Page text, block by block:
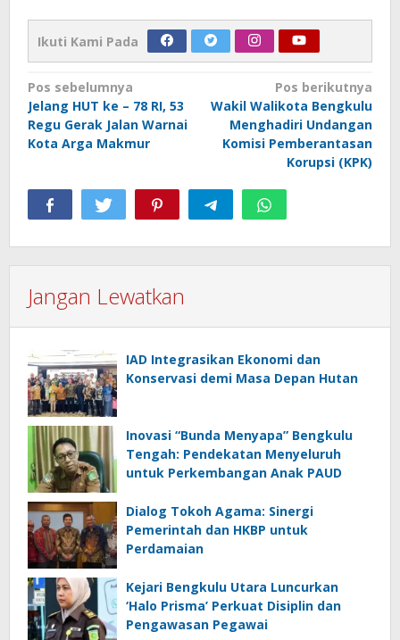
Ikuti Kami Pada
Navigasi
pos
Pos sebelumnya
Jelang HUT ke – 78 RI, 53
Regu Gerak Jalan Warnai
Kota Arga Makmur
Pos berikutnya
Wakil Walikota Bengkulu
Menghadiri Undangan
Komisi Pemberantasan
Korupsi (KPK)
Jangan Lewatkan
IAD Integrasikan Ekonomi dan
Konservasi demi Masa Depan Hutan
Inovasi “Bunda Menyapa” Bengkulu
Tengah: Pendekatan Menyeluruh
untuk Perkembangan Anak PAUD
Dialog Tokoh Agama: Sinergi
Pemerintah dan HKBP untuk
Perdamaian
Kejari Bengkulu Utara Luncurkan
‘Halo Prisma’ Perkuat Disiplin dan
Pengawasan Pegawai